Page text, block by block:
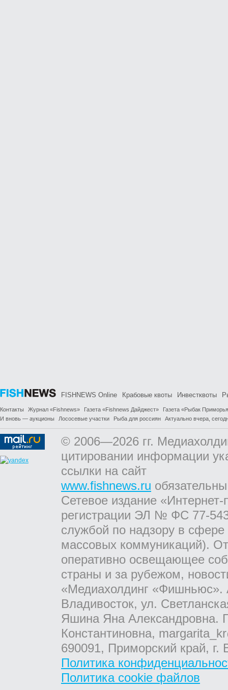
FISHNEWS Online Крабовые квоты Инвестквоты
Контакты Журнал «Fishnews» Газета «Fishnews Дайджест»
Газета «Рыбак
И вновь — аукционы
Лососевые участки Рыба для россиян Актуально вчера,
© 2006—2026 гг.
цитировании информации
ссылки на сайт
www.fishnews.ru
Сетевое издание
регистрации ЭЛ № ФС 77-
службой по надзору в
массовых коммуникаций).
оперативно освещающее
страны и за рубежом,
«Медиахолдинг «Фишньюс».
Владивосток, ул.
Яшина Яна Александровна.
Константиновна,
690091, Приморский край,
Политика
Политика cookie файлов